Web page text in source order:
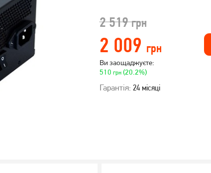
2 519грн
2 009 грн
Ви заощаджуєте:
510 грн(20.2%)
Гарантія: 24 місяці